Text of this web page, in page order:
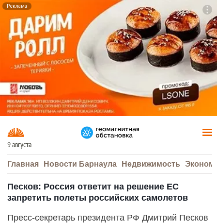
Реклама
9 августа
Главная Новости Барнаула Недвижимость
Песков: Россия ответит на решение ЕС
запретить полеты российских самолетов
Пресс-секретарь президента РФ Дмитрий Песков